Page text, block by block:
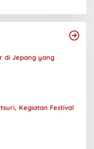
di Jepang yang
Kegiatan Festival